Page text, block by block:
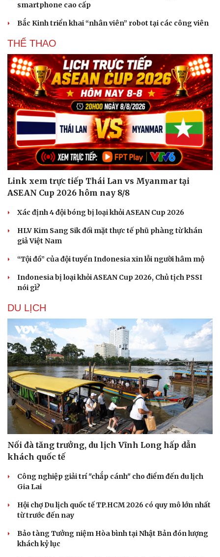
smartphone cao cấp
Bắc Kinh triển khai “nhân viên” robot tại các công viên
THỂ THAO
Link xem trực tiếp Thái Lan vs Myanmar tại
ASEAN Cup 2026 hôm nay 8/8
Xác định 4 đội bóng bị loại khỏi ASEAN Cup 2026
HLV Kim Sang Sik đối mặt thực tế phũ phàng từ khán
giả Việt Nam
“Tội đồ” của đội tuyển Indonesia xin lỗi người hâm mộ
Indonesia bị loại khỏi ASEAN Cup 2026, Chủ tịch PSSI
nói gì?
DU LỊCH
Nối đà tăng trưởng, du lịch Vĩnh Long hấp dẫn
khách quốc tế
Công nghiệp giải trí "chắp cánh" cho điểm đến du lịch
Gia Lai
Hội chợ Du lịch quốc tế TP.HCM 2026 có quy mô lớn nhất
từ trước đến nay
Bảo tàng Tưởng niệm Hòa bình tại Nhật Bản đón lượng
khách kỷ lục